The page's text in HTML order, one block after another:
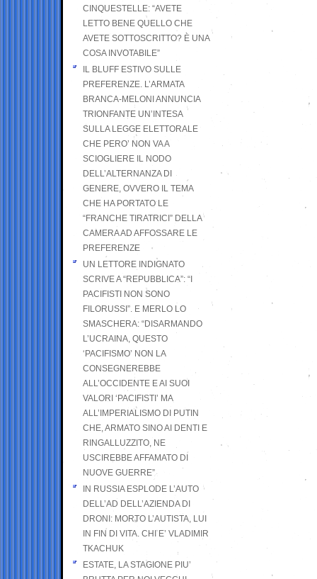
CINQUESTELLE: “AVETE
LETTO BENE QUELLO CHE
AVETE SOTTOSCRITTO? È UNA
COSA INVOTABILE”
IL BLUFF ESTIVO SULLE
PREFERENZE. L’ARMATA
BRANCA-MELONI ANNUNCIA
TRIONFANTE UN’INTESA
SULLA LEGGE ELETTORALE
CHE PERO’ NON VA A
SCIOGLIERE IL NODO
DELL’ALTERNANZA DI
GENERE, OVVERO IL TEMA
CHE HA PORTATO LE
“FRANCHE TIRATRICI” DELLA
CAMERA AD AFFOSSARE LE
PREFERENZE
UN LETTORE INDIGNATO
SCRIVE A “REPUBBLICA”: “I
PACIFISTI NON SONO
FILORUSSI”. E MERLO LO
SMASCHERA: “DISARMANDO
L’UCRAINA, QUESTO
‘PACIFISMO’ NON LA
CONSEGNEREBBE
ALL’OCCIDENTE E AI SUOI
VALORI ‘PACIFISTI’ MA
ALL’IMPERIALISMO DI PUTIN
CHE, ARMATO SINO AI DENTI E
RINGALLUZZITO, NE
USCIREBBE AFFAMATO DI
NUOVE GUERRE”
IN RUSSIA ESPLODE L’AUTO
DELL’AD DELL’AZIENDA DI
DRONI: MORTO L’AUTISTA, LUI
IN FIN DI VITA. CHI E’ VLADIMIR
TKACHUK
ESTATE, LA STAGIONE PIU’